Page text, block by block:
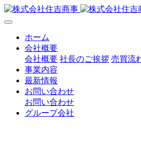
ホーム
会社概要
会社概要 社長のご挨拶 売買流
事業内容
最新情報
お問い合わせ
お問い合わせ
グループ会社